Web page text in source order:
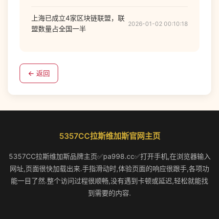
上海已成立4家区块链联盟，联
盟数量占全国一半
2026-01-02 00:10:18
← 返回
5357CC拉斯维加斯官网主页
5357CC拉斯维加斯品牌主页✅pa998.cc✅打开手机,在浏览器输入
网址,页面很快加载出来.手指滑动时,体验页面的响应很跟手,各项功
能一目了然.整个访问过程很顺畅,没有遇到卡顿或延迟,轻松就能找
到需要的内容.